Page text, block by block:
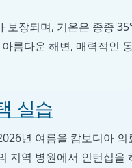
장되며, 기온은 종종
름다운 해변, 매력적인
실습
년 여름을 캄보디아
지역 병원에서 인턴십을